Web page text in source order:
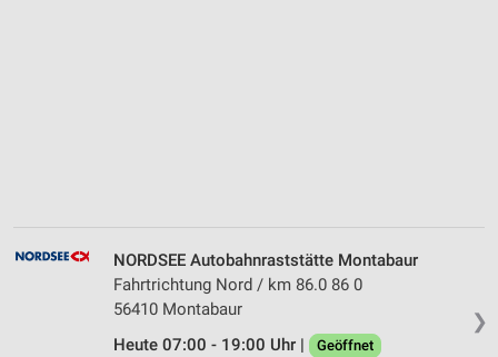
❯
NORDSEE Autobahnraststätte Montabaur
Fahrtrichtung Nord / km 86.0 86 0
56410 Montabaur
Heute 07:00 - 19:00 Uhr |
Geöffnet